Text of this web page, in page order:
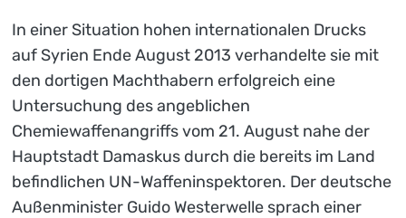
In einer Situation hohen internationalen Drucks
auf Syrien Ende August 2013 verhandelte sie mit
den dortigen Machthabern erfolgreich eine
Untersuchung des angeblichen
Chemiewaffenangriffs vom 21. August nahe der
Hauptstadt Damaskus durch die bereits im Land
befindlichen UN-Waffeninspektoren. Der deutsche
Außenminister Guido Westerwelle sprach einer